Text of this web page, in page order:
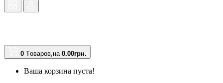
0 Tоваров,на 0.00грн.
Ваша корзина пуста!